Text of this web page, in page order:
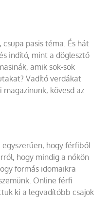
pasis téma. És hát
indító, mint a döglesztő
amik sok-sok
Vadító verdákat
kövesd az
hogy férfiből
hogy mindig a nőkön
formás idomaikra
Online férfi
ki a legvadítóbb csajok